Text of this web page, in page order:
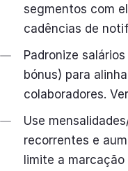
segmentos com
cadências de
Padronize
bónus) para
colaboradores. Ver
Use
recorrentes e
limite a